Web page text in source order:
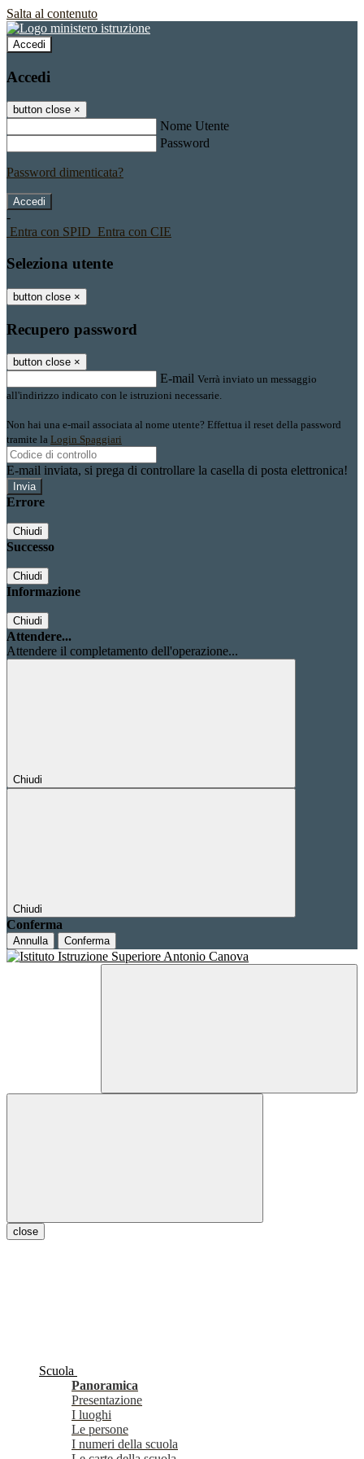
Salta al contenuto
Accedi
Accedi
button close ×
Nome Utente
Password
Password dimenticata?
-
Entra con SPID Entra con CIE
Seleziona utente
button close ×
Recupero password
button close ×
E-mail Verrà inviato un messaggio
all'indirizzo indicato con le istruzioni necessarie.
Non hai una e-mail associata al nome utente? Effettua il reset della password
tramite la Login Spaggiari
E-mail inviata, si prega di controllare la casella di posta elettronica!
Errore
Chiudi
Successo
Chiudi
Informazione
Chiudi
Attendere...
Attendere il completamento dell'operazione...
Chiudi
Chiudi
Conferma
Annulla Conferma
close
Scuola
Panoramica
Presentazione
I luoghi
Le persone
I numeri della scuola